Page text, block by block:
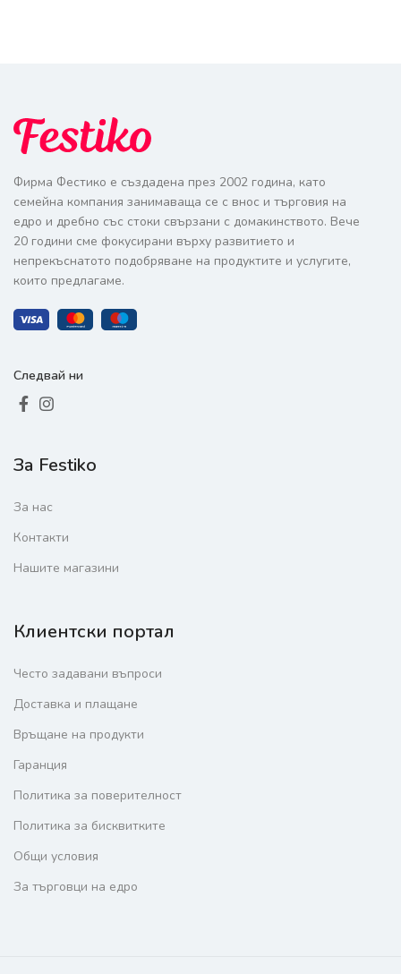
Фирма Фестико е създадена през 2002 година, като
семейна компания занимаваща се с внос и търговия на
едро и дребно със стоки свързани с домакинството. Вече
20 години сме фокусирани върху развитието и
непрекъснатото подобряване на продуктите и услугите,
които предлагаме.
Следвай ни
За Festiko
За нас
Контакти
Нашите магазини
Клиентски портал
Често задавани въпроси
Доставка и плащане
Връщане на продукти
Гаранция
Политика за поверителност
Политика за бисквитките
Общи условия
За търговци на едро